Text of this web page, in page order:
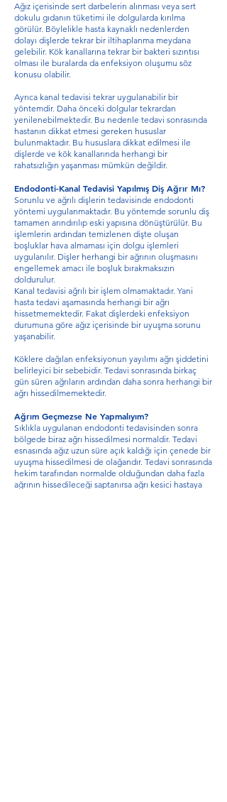
Ağız içerisinde sert darbelerin alınması veya sert
dokulu gıdanın tüketimi ile dolgularda kırılma
görülür. Böylelikle hasta kaynaklı nedenlerden
dolayı dişlerde tekrar bir iltihaplanma meydana
gelebilir. Kök kanallarına tekrar bir bakteri sızıntısı
olması ile buralarda da enfeksiyon oluşumu söz
konusu olabilir.
Ayrıca kanal tedavisi tekrar uygulanabilir bir
yöntemdir. Daha önceki dolgular tekrardan
yenilenebilmektedir. Bu nedenle tedavi sonrasında
hastanın dikkat etmesi gereken hususlar
bulunmaktadır. Bu hususlara dikkat edilmesi ile
dişlerde ve kök kanallarında herhangi bir
rahatsızlığın yaşanması mümkün değildir.
Endodonti-Kanal Tedavisi Yapılmış Diş Ağrır Mı?
Sorunlu ve ağrılı dişlerin tedavisinde endodonti
yöntemi uygulanmaktadır. Bu yöntemde sorunlu diş
tamamen arındırılıp eski yapısına dönüştürülür. Bu
işlemlerin ardından temizlenen dişte oluşan
boşluklar hava almaması için dolgu işlemleri
uygulanılır. Dişler herhangi bir ağrının oluşmasını
engellemek amacı ile boşluk bırakmaksızın
doldurulur.
Kanal tedavisi ağrılı bir işlem olmamaktadır. Yani
hasta tedavi aşamasında herhangi bir ağrı
hissetmemektedir. Fakat dişlerdeki enfeksiyon
durumuna göre ağız içerisinde bir uyuşma sorunu
yaşanabilir.
Köklere dağılan enfeksiyonun yayılımı ağrı şiddetini
belirleyici bir sebebidir. Tedavi sonrasında birkaç
gün süren ağrıların ardından daha sonra herhangi bir
ağrı hissedilmemektedir.
Ağrım Geçmezse Ne Yapmalıyım?
Sıklıkla uygulanan endodonti tedavisinden sonra
bölgede biraz ağrı hissedilmesi normaldir. Tedavi
esnasında ağız uzun süre açık kaldığı için çenede bir
uyuşma hissedilmesi de olağandır. Tedavi sonrasında
hekim tarafından normalde olduğundan daha fazla
ağrının hissedileceği saptanırsa ağrı kesici hastaya